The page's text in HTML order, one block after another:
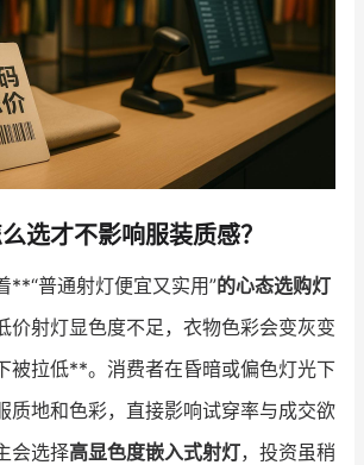
社群交流
认证代理商
设计服务商
数据通服务
选才不影响服装质感？
**“普通射灯便宜又实用”的心态选购灯
价射灯显色度不足，衣物色彩会变灰变
被拉低**。消费者在昏暗或偏色灯光下
质地和色彩，直接影响试穿率与成交欲
会选择高显色度嵌入式射灯，投资虽稍